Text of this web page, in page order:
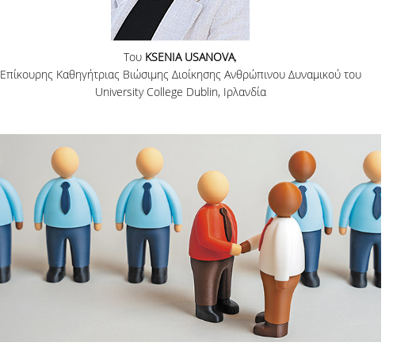
Του KSENIA USANOVA,
Επίκουρης Καθηγήτριας Βιώσιμης Διοίκησης Ανθρώπινου Δυναμικού του
University College Dublin, Ιρλανδία